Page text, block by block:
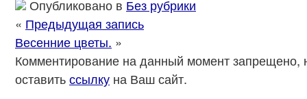
Опубликовано в Без рубрики
« Предыдущая запись
Весенние цветы. »
Комментирование на данный момент запрещено,
оставитьссылку на Ваш сайт.